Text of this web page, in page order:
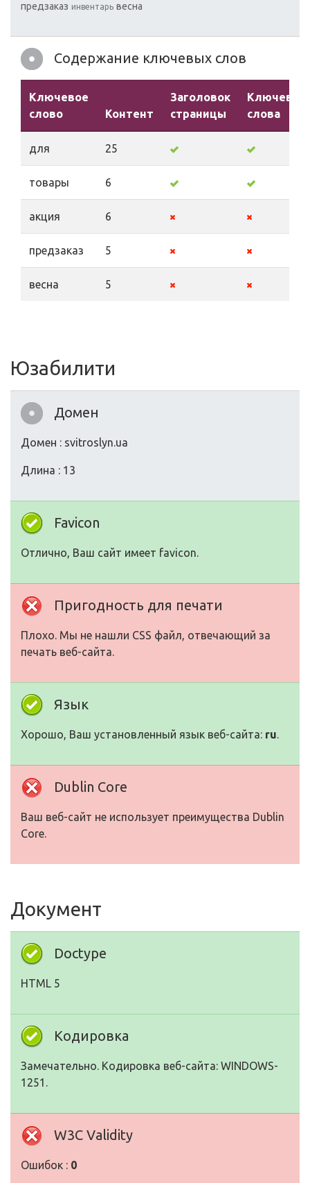
предзаказ инвентарь весна
Содержание ключевых слов
Ключевое
слово
Контент
Заголовок
страницы
Ключевые
слова
для 25
товары 6
акция 6
предзаказ 5
весна 5
Юзабилити
Домен
Домен : svitroslyn.ua
Длина : 13
Favicon
Отлично, Ваш сайт имеет favicon.
Пригодность для печати
Плохо. Мы не нашли CSS файл, отвечающий за
печать веб-сайта.
Язык
Хорошо, Ваш установленный язык веб-сайта: ru.
Dublin Core
Ваш веб-сайт не использует преимущества Dublin
Core.
Документ
Doctype
HTML 5
Кодировка
Замечательно. Кодировка веб-сайта: WINDOWS-
1251.
W3C Validity
Ошибок : 0